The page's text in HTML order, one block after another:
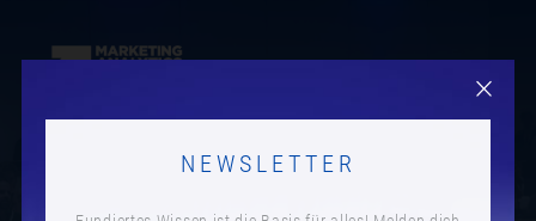
INTERVIEWS * SESSION
NEWSLETTER